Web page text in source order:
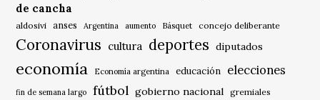
de cancha
aldosivi anses Argentina aumento Básquet concejo deliberante
Coronavirus cultura deportes diputados
economía Economía argentina educación elecciones
fin de semana largo fútbol gobierno nacional gremiales